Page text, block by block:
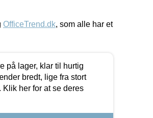
OfficeTrend.dk, som alle har et
på lager, klar til hurtig
bredt, lige fra stort
Klik her for at se deres